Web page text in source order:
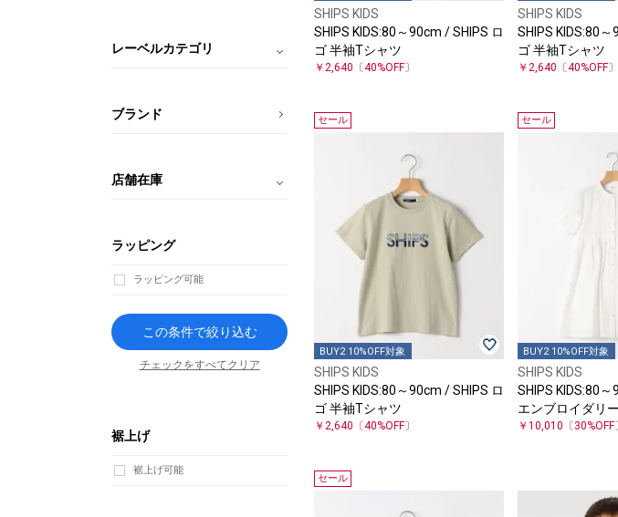
SHIPS KIDS
SHIPS KIDS:80～90cm / SHIPS ロ
ゴ 半袖Tシャツ
￥2,640 〔40%OFF〕
SHIPS KIDS
SHIPS KIDS:80
ゴ 半袖Tシャツ
￥2,640 〔40%OFF〕
セール
BUY2 10%OFF対象
SHIPS KIDS
SHIPS KIDS:80～90cm / SHIPS ロ
ゴ 半袖Tシャツ
￥2,640 〔40%OFF〕
セール
BUY2 10%OFF対象
SHIPS KIDS
SHIPS KIDS:80
エンブロイダリ
￥10,010 〔30%OFF〕
セール
レーベルカテゴリ
ブランド
店舗在庫
ラッピング
ラッピング可能
この条件で絞り込む
チェックをすべてクリア
裾上げ
裾上げ可能